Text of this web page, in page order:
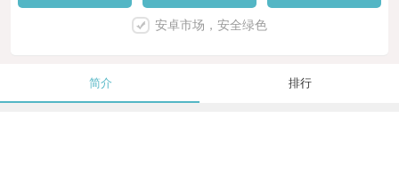
安卓市场，安全绿色
简介 排行